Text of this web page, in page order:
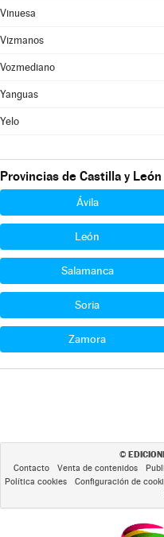
Vinuesa
Vizmanos
Vozmediano
Yanguas
Yelo
Provincias de Castilla y León
Ávila
León
Salamanca
Soria
Zamora
©
Contacto Venta de contenidos
Política cookies
Configuración de